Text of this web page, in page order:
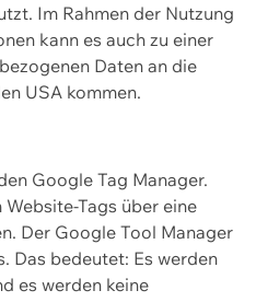
Im Rahmen der Nutzung
kann es auch zu einer
Daten an die
USA kommen.
Google Tag Manager.
Tags über eine
Der Google Tool Manager
Das bedeutet: Es werden
es werden keine